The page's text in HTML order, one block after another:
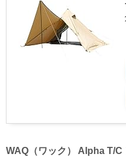
WAQ（ワック） Alpha T/C